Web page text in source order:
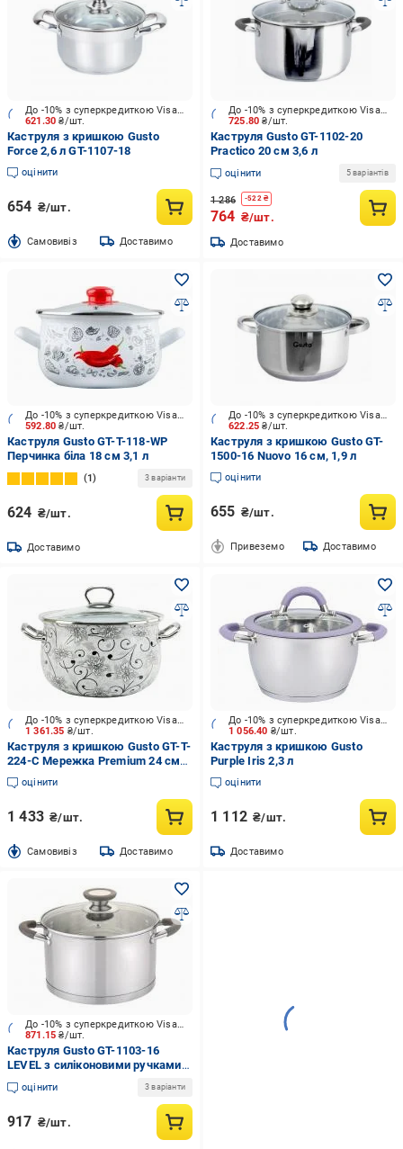
621.30₴/шт.
До -10% з суперкредиткою Visa Вигода
Каструля з кришкою Gusto
Force 2,6 л GT-1107-18
оцінити
654 ₴/шт.
Cамовивіз Доставимо
725.80₴/шт.
До -10% з суперкредиткою Visa Вигода
Каструля Gusto GT-1102-20
Practico 20 см 3,6 л
оцінити 5 варіантів
1 286 -522₴
764 ₴/шт.
Доставимо
592.80₴/шт.
До -10% з суперкредиткою Visa Вигода
Каструля Gusto GT-T-118-WP
Перчинка біла 18 см 3,1 л
1 3 варіанти
624 ₴/шт.
Доставимо
622.25₴/шт.
До -10% з суперкредиткою Visa Вигода
Каструля з кришкою Gusto GT-
1500-16 Nuovo 16 см, 1,9 л
оцінити
655 ₴/шт.
Привеземо Доставимо
1 361.35 ₴/шт.
До -10% з суперкредиткою Visa Вигода
Каструля з кришкою Gusto GT-T-
224-С Мережка Premium 24 см
5,7 л
оцінити
1 433 ₴/шт.
Cамовивіз Доставимо
1 056.40 ₴/шт.
До -10% з суперкредиткою Visa Вигода
Каструля з кришкою Gusto
Purple Iris 2,3 л
оцінити
1 112 ₴/шт.
Доставимо
871.15₴/шт.
До -10% з суперкредиткою Visa Вигода
Каструля Gusto GT-1103-16
LEVEL з силіконовими ручками
16 см 1,9 л
оцінити 3 варіанти
917 ₴/шт.